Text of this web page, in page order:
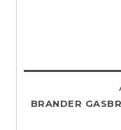
BRANDER